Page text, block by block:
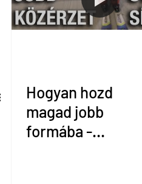
Hogyan hozd
magad jobb
formába -